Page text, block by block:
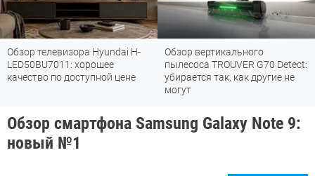
Обзор телевизора Hyundai H-
LED50BU7011: хорошее
качество по доступной цене
Обзор вертикального
пылесоса TROUVER G70 Detect:
убирается так, как другие не
могут
Обзор смартфона Samsung Galaxy Note 9:
новый №1